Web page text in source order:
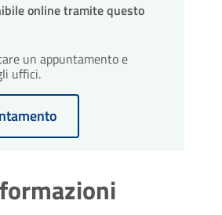
online tramite questo
un appuntamento e
uffici.